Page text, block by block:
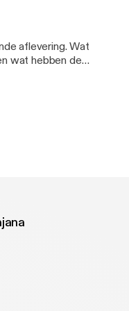
aflevering. Wat
wat hebben de
met